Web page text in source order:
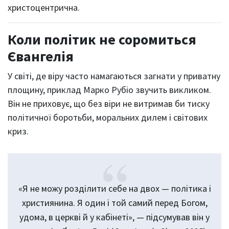
христоцентрична.
Коли політик не соромиться
Євангелія
У світі, де віру часто намагаються загнати у приватну
площину, приклад Марко Рубіо звучить викликом.
Він не приховує, що без віри не витримав би тиску
політичної боротьби, моральних дилем і світових
криз.
«Я не можу розділити себе на двох — політика і
християнина. Я один і той самий перед Богом,
удома, в церкві й у кабінеті», — підсумував він у